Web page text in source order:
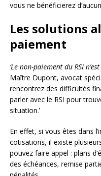
vous ne bénéficierez
Les solutions
paiement
‘Le non-paiement du RSI
Maître Dupont, avocat
rencontrez des difficultés
parler avec le RSI pour
situation.’
En effet, si vous êtes dans
cotisations, il existe
pouvez faire appel : plans
des échéances, remise